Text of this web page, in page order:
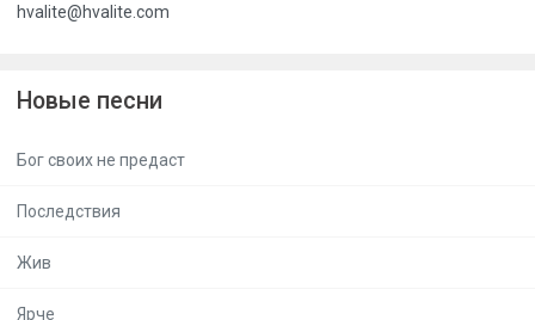
hvalite@hvalite.com
Новые песни
Бог своих не предаст
Последствия
Жив
Ярче